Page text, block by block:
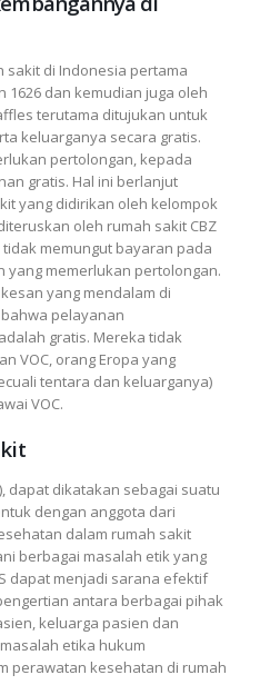
sakit di Indonesia pertama
1626 dan kemudian juga oleh
terutama ditujukan untuk
keluarganya secara gratis.
pertolongan, kepada
gratis. Hal ini berlanjut
yang didirikan oleh kelompok
oleh rumah sakit CBZ
tidak memungut bayaran pada
yang memerlukan pertolongan.
yang mendalam di
pelayanan
gratis. Mereka tidak
VOC, orang Eropa yang
tentara dan keluarganya)
VOC.
dapat dikatakan sebagai suatu
dengan anggota dari
dalam rumah sakit
berbagai masalah etik yang
dapat menjadi sarana efektif
antara berbagai pihak
keluarga pasien dan
etika hukum
perawatan kesehatan di rumah